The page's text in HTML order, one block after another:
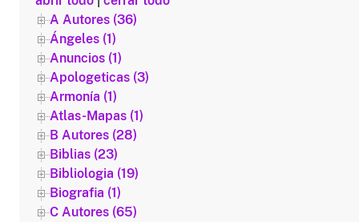
A Autores (36)
Ángeles (1)
Anuncios (1)
Apologeticas (3)
Armonía (1)
Atlas-Mapas (1)
B Autores (28)
Biblias (23)
Bibliologia (19)
Biografia (1)
C Autores (65)